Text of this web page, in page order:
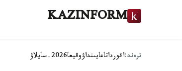
KAZINFORM
ترەند:اقورداتاعايىنداۋوقيعا2026-سايلاۋ